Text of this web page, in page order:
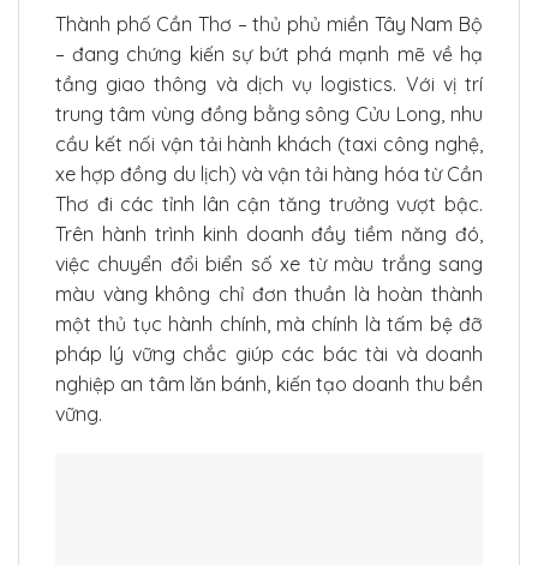
Thành phố Cần Thơ – thủ phủ miền Tây Nam Bộ
– đang chứng kiến sự bứt phá mạnh mẽ về hạ
tầng giao thông và dịch vụ logistics. Với vị trí
trung tâm vùng đồng bằng sông Cửu Long, nhu
cầu kết nối vận tải hành khách (taxi công nghệ,
xe hợp đồng du lịch) và vận tải hàng hóa từ Cần
Thơ đi các tỉnh lân cận tăng trưởng vượt bậc.
Trên hành trình kinh doanh đầy tiềm năng đó,
việc chuyển đổi biển số xe từ màu trắng sang
màu vàng không chỉ đơn thuần là hoàn thành
một thủ tục hành chính, mà chính là tấm bệ đỡ
pháp lý vững chắc giúp các bác tài và doanh
nghiệp an tâm lăn bánh, kiến tạo doanh thu bền
vững.